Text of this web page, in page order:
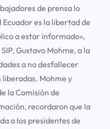
de prensa lo
Ecuador es la libertad de
a estar informado»,
Gustavo Mohme, a la
a no desfallecer
liberadas. Mohme y
la Comisión de
recordaron que la
a los presidentes de